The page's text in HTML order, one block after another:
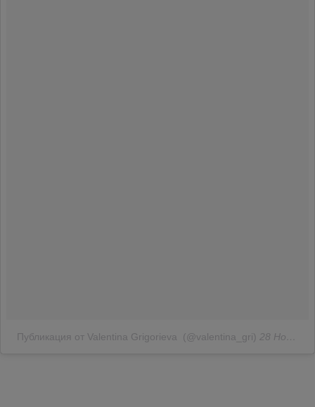
Публикация от Valentina Grigorieva ️ (@valentina_gri) 28 Ноя 2017 в 12:47 PST